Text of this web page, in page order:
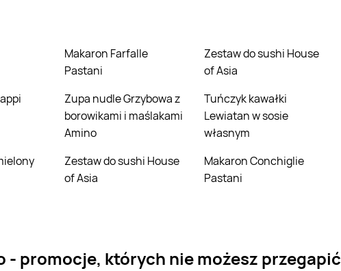
Makaron Farfalle
Pastani
Zestaw do sushi House
of Asia
Zupa nudle Grzybowa z
borowikami i maślakami
Amino
Tuńczyk kawałki
Lewiatan w sosie
własnym
Zestaw do sushi House
of Asia
Makaron Conchiglie
Pastani
- promocje, których nie możesz przegapić